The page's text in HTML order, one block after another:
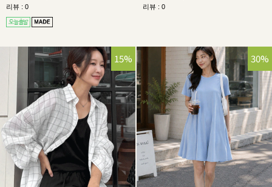
리뷰 : 0 리뷰 : 0
15% 30%